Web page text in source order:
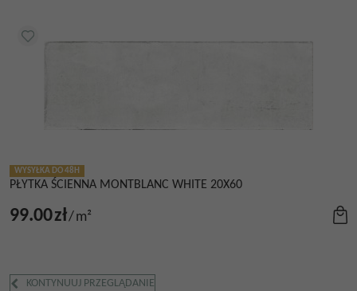
WYSYŁKA DO 48H
PŁYTKA ŚCIENNA MONTBLANC WHITE 20X60
99.00zł/m²
KONTYNUUJ PRZEGLĄDANIE